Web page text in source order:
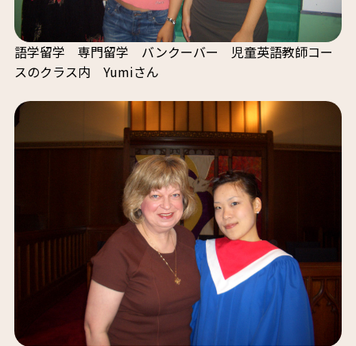
語学留学 専門留学 バンクーバー 児童英語教師コー
スのクラス内 Yumiさん